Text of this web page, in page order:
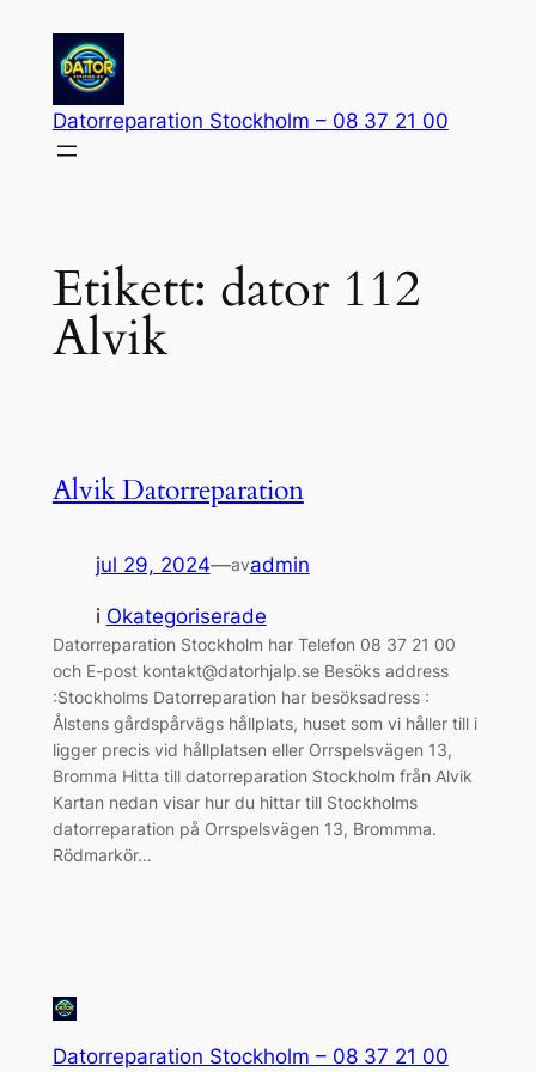
innehåll
Datorreparation Stockholm – 08 37 21 00
Etikett: dator 112
Alvik
Alvik Datorreparation
jul 29, 2024—avadmin
i Okategoriserade
Datorreparation Stockholm har Telefon 08 37 21 00
och E-post kontakt@datorhjalp.se Besöks address
:Stockholms Datorreparation har besöksadress :
Ålstens gårdspårvägs hållplats, huset som vi håller till i
ligger precis vid hållplatsen eller Orrspelsvägen 13,
Bromma Hitta till datorreparation Stockholm från Alvik
Kartan nedan visar hur du hittar till Stockholms
datorreparation på Orrspelsvägen 13, Brommma.
Rödmarkör…
Datorreparation Stockholm – 08 37 21 00